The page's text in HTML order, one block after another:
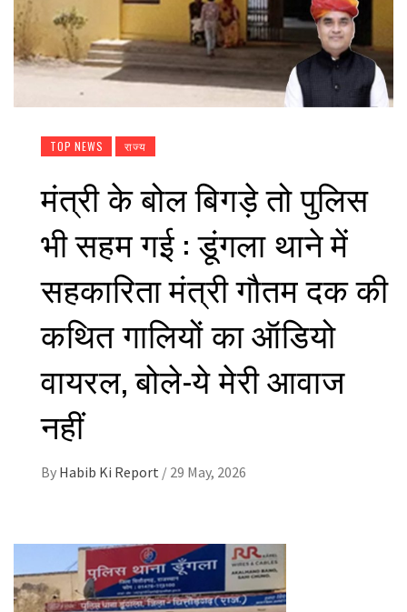
TOP NEWS राज्य
मंत्री के बोल बिगड़े तो पुलिस
भी सहम गई : डूंगला थाने में
सहकारिता मंत्री गौतम दक की
कथित गालियों का ऑडियो
वायरल, बोले-ये मेरी आवाज
नहीं
By Habib Ki Report / 29 May, 2026